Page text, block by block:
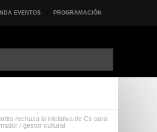
EVENTOS PROGRAMACIÓN
rechaza la iniciativa de Cs para
/ gestor cultural